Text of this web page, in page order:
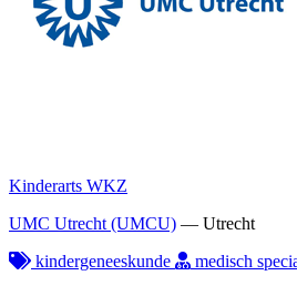
Kinderarts WKZ
UMC Utrecht (UMCU) — Utrecht
kindergeneeskunde
medisch